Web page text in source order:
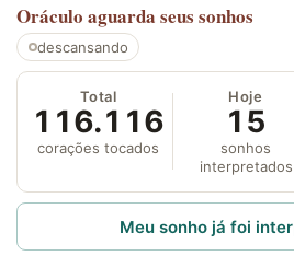
Oráculo aguarda seus sonhos
descansando
Total
116.116
corações tocados
Hoje
15
sonhos
interpretados
Meu sonho já foi